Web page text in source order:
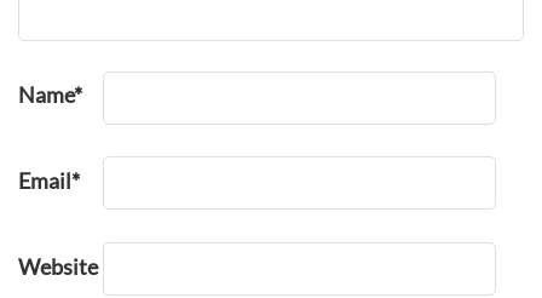
Name*
Email*
Website